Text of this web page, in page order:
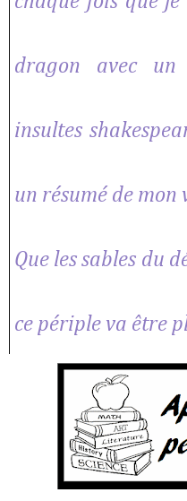
dragon avec un
insultes
un résumé de mon
Que les sables du
ce périple va être